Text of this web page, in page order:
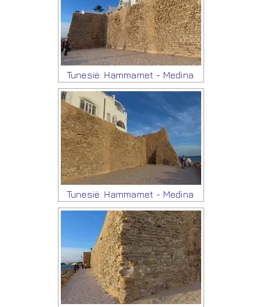
Tunesië: Hammamet - Medina
Tunesië: Hammamet - Medina